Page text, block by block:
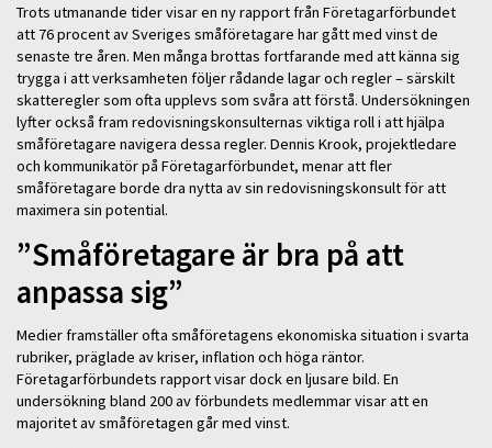
Trots utmanande tider visar en ny rapport från Företagarförbundet
att 76 procent av Sveriges småföretagare har gått med vinst de
senaste tre åren. Men många brottas fortfarande med att känna sig
trygga i att verksamheten följer rådande lagar och regler – särskilt
skatteregler som ofta upplevs som svåra att förstå. Undersökningen
lyfter också fram redovisningskonsulternas viktiga roll i att hjälpa
småföretagare navigera dessa regler. Dennis Krook, projektledare
och kommunikatör på Företagarförbundet, menar att fler
småföretagare borde dra nytta av sin redovisningskonsult för att
maximera sin potential.
”Småföretagare är bra på att
anpassa sig”
Medier framställer ofta småföretagens ekonomiska situation i svarta
rubriker, präglade av kriser, inflation och höga räntor.
Företagarförbundets rapport visar dock en ljusare bild. En
undersökning bland 200 av förbundets medlemmar visar att en
majoritet av småföretagen går med vinst.